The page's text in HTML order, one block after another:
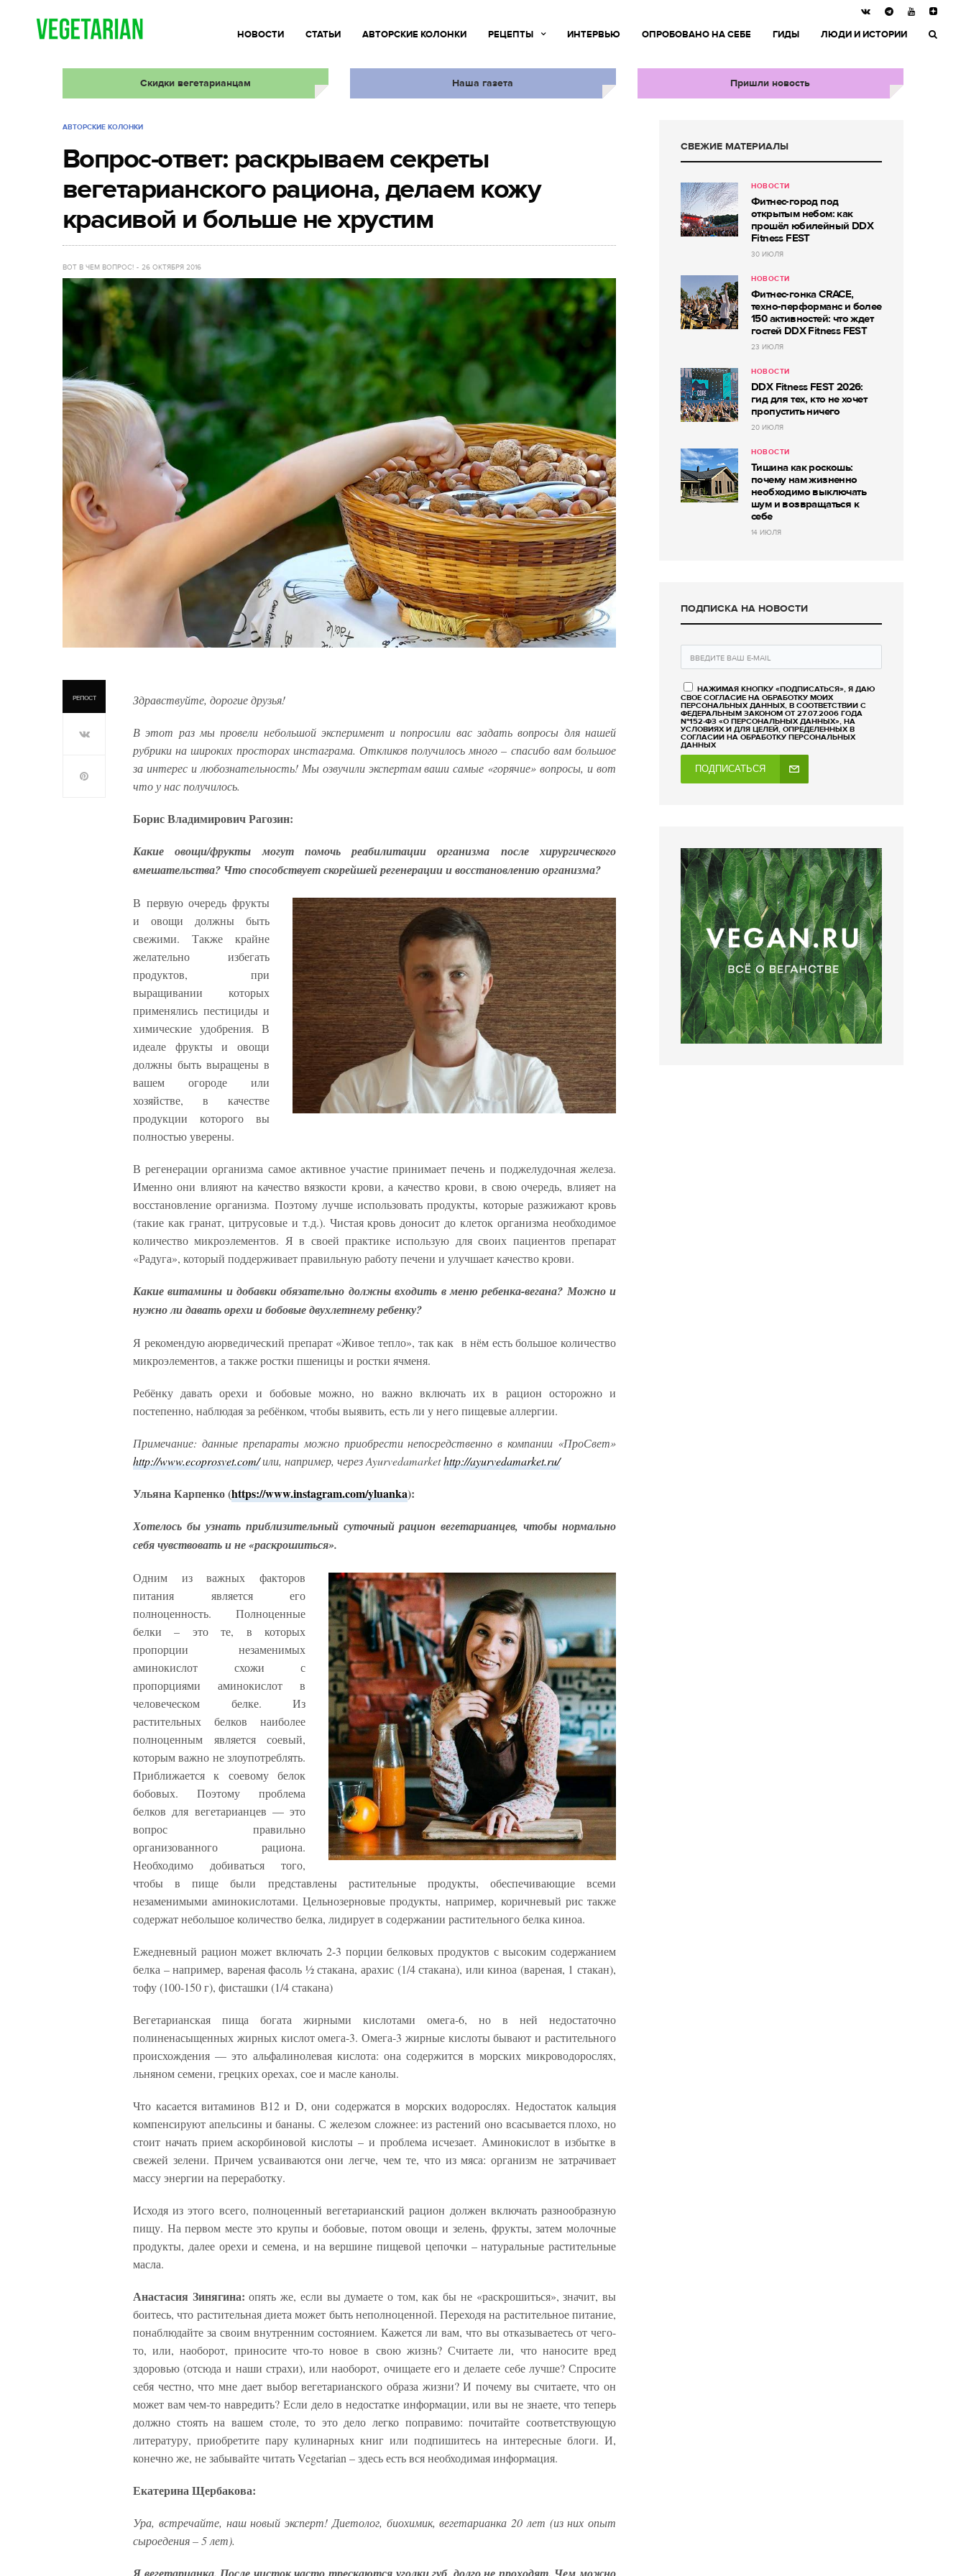
НОВОСТИ СТАТЬИ АВТОРСКИЕ КОЛОНКИ РЕЦЕПТЫ ИНТЕРВЬЮ ОПРОБОВАНО НА СЕБЕ ГИДЫ ЛЮДИ И ИСТОРИИ
Скидки вегетарианцам Наша газета Пришли новость
АВТОРСКИЕ КОЛОНКИ
Вопрос-ответ: раскрываем секреты
вегетарианского рациона, делаем кожу
красивой и больше не хрустим
ВОТ В ЧЕМ ВОПРОС! 26 ОКТЯБРЯ 2016
РЕПОСТ Здравствуйте, дорогие друзья!
В этот раз мы провели небольшой эксперимент и попросили вас задать вопросы для нашей
рубрики на широких просторах инстаграма. Откликов получилось много – спасибо вам большое
за интерес и любознательность! Мы озвучили экспертам ваши самые «горячие» вопросы, и вот
что у нас получилось.
Борис Владимирович Рагозин:
Какие овощи/фрукты могут помочь реабилитации организма после хирургического
вмешательства? Что способствует скорейшей регенерации и восстановлению организма?
В первую очередь фрукты
и овощи должны быть
свежими. Также крайне
желательно избегать
продуктов, при
выращивании которых
применялись пестициды и
химические удобрения. В
идеале фрукты и овощи
должны быть выращены в
вашем огороде или
хозяйстве, в качестве
продукции которого вы
полностью уверены.
В регенерации организма самое активное участие принимает печень и поджелудочная железа.
Именно они влияют на качество вязкости крови, а качество крови, в свою очередь, влияет на
восстановление организма. Поэтому лучше использовать продукты, которые разжижают кровь
(такие как гранат, цитрусовые и т.д.). Чистая кровь доносит до клеток организма необходимое
количество микроэлементов. Я в своей практике использую для своих пациентов препарат
«Радуга», который поддерживает правильную работу печени и улучшает качество крови.
Какие витамины и добавки обязательно должны входить в меню ребенка-вегана? Можно и
нужно ли давать орехи и бобовые двухлетнему ребенку?
Я рекомендую аюрведический препарат «Живое тепло», так как в нём есть большое количество
микроэлементов, а также ростки пшеницы и ростки ячменя.
Ребёнку давать орехи и бобовые можно, но важно включать их в рацион осторожно и
постепенно, наблюдая за ребёнком, чтобы выявить, есть ли у него пищевые аллергии.
Примечание: данные препараты можно приобрести непосредственно в компании «ПроСвет»
http://www.ecoprosvet.com/или, например, через Ayurvedamarkethttp://ayurvedamarket.ru/
Ульяна Карпенко (https://www.instagram.com/yluanka):
Хотелось бы узнать приблизительный суточный рацион вегетарианцев, чтобы нормально
себя чувствовать и не «раскрошиться».
Одним из важных факторов
питания является его
полноценность. Полноценные
белки – это те, в которых
пропорции незаменимых
аминокислот схожи с
пропорциями аминокислот в
человеческом белке. Из
растительных белков наиболее
полноценным является соевый,
которым важно не злоупотреблять.
Приближается к соевому белок
бобовых. Поэтому проблема
белков для вегетарианцев — это
вопрос правильно
организованного рациона.
Необходимо добиваться того,
чтобы в пище были представлены растительные продукты, обеспечивающие всеми
незаменимыми аминокислотами. Цельнозерновые продукты, например, коричневый рис также
содержат небольшое количество белка, лидирует в содержании растительного белка киноа.
Ежедневный рацион может включать 2-3 порции белковых продуктов с высоким содержанием
белка – например, вареная фасоль ½ стакана, арахис (1/4 стакана), или киноа (вареная, 1 стакан),
тофу (100-150 г), фисташки (1/4 стакана)
Вегетарианская пища богата жирными кислотами омега-6, но в ней недостаточно
полиненасыщенных жирных кислот омега-3. Омега-3 жирные кислоты бывают и растительного
происхождения — это альфалинолевая кислота: она содержится в морских микроводорослях,
льняном семени, грецких орехах, сое и масле канолы.
Что касается витаминов В12 и D, они содержатся в морских водорослях. Недостаток кальция
компенсируют апельсины и бананы. С железом сложнее: из растений оно всасывается плохо, но
стоит начать прием аскорбиновой кислоты – и проблема исчезает. Аминокислот в избытке в
свежей зелени. Причем усваиваются они легче, чем те, что из мяса: организм не затрачивает
массу энергии на переработку.
Исходя из этого всего, полноценный вегетарианский рацион должен включать разнообразную
пищу. На первом месте это крупы и бобовые, потом овощи и зелень, фрукты, затем молочные
продукты, далее орехи и семена, и на вершине пищевой цепочки – натуральные растительные
масла.
Анастасия Зинягина:опять же, если вы думаете о том, как бы не «раскрошиться», значит, вы
боитесь, что растительная диета может быть неполноценной. Переходя на растительное питание,
понаблюдайте за своим внутренним состоянием. Кажется ли вам, что вы отказываетесь от чего-
то, или, наоборот, приносите что-то новое в свою жизнь? Считаете ли, что наносите вред
здоровью (отсюда и наши страхи), или наоборот, очищаете его и делаете себе лучше? Спросите
себя честно, что мне дает выбор вегетарианского образа жизни? И почему вы считаете, что он
может вам чем-то навредить? Если дело в недостатке информации, или вы не знаете, что теперь
должно стоять на вашем столе, то это дело легко поправимо: почитайте соответствующую
литературу, приобретите пару кулинарных книг или подпишитесь на интересные блоги. И,
конечно же, не забывайте читать Vegetarian – здесь есть вся необходимая информация.
Екатерина Щербакова:
Ура, встречайте, наш новый эксперт! Диетолог, биохимик, вегетарианка 20 лет (из них опыт
сыроедения – 5 лет).
Я вегетарианка. После чисток часто трескаются уголки губ, долго не проходят. Чем можно
СВЕЖИЕ МАТЕРИАЛЫ
НОВОСТИ
Фитнес-город под
открытым небом: как
прошёл юбилейный DDX
Fitness FEST
30 ИЮЛЯ
НОВОСТИ
Фитнес-гонка CRACE,
техно-перформанс и более
150 активностей: что ждет
гостей DDX Fitness FEST
23 ИЮЛЯ
НОВОСТИ
DDX Fitness FEST 2026:
гид для тех, кто не хочет
пропустить ничего
20 ИЮЛЯ
НОВОСТИ
Тишина как роскошь:
почему нам жизненно
необходимо выключать
шум и возвращаться к
себе
14 ИЮЛЯ
ПОДПИСКА НА НОВОСТИ
НАЖИМАЯ КНОПКУ «ПОДПИСАТЬСЯ», Я ДАЮ
СВОЕ СОГЛАСИЕ НА ОБРАБОТКУ МОИХ
ПЕРСОНАЛЬНЫХ ДАННЫХ, В СООТВЕТСТВИИ С
ФЕДЕРАЛЬНЫМ ЗАКОНОМ ОТ 27.07.2006 ГОДА
№152-ФЗ «О ПЕРСОНАЛЬНЫХ ДАННЫХ», НА
УСЛОВИЯХ И ДЛЯ ЦЕЛЕЙ, ОПРЕДЕЛЕННЫХ В
СОГЛАСИИ НА ОБРАБОТКУ ПЕРСОНАЛЬНЫХ
ДАННЫХ
ПОДПИСАТЬСЯ